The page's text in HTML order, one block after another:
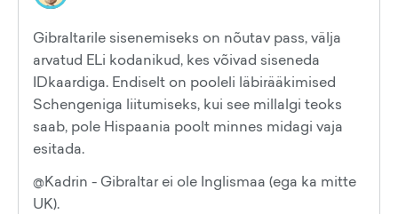
Gibraltarile sisenemiseks on nõutav pass, välja
arvatud ELi kodanikud, kes võivad siseneda
IDkaardiga. Endiselt on pooleli läbirääkimised
Schengeniga liitumiseks, kui see millalgi teoks
saab, pole Hispaania poolt minnes midagi vaja
esitada.
@Kadrin - Gibraltar ei ole Inglismaa (ega ka mitte
UK).